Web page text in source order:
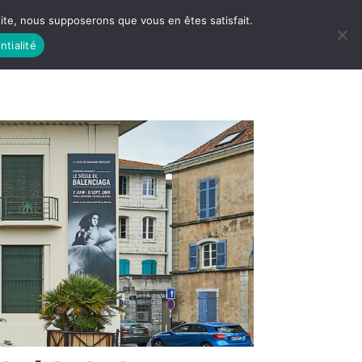
LIFE
nous supposerons que vous en êtes satisfait.